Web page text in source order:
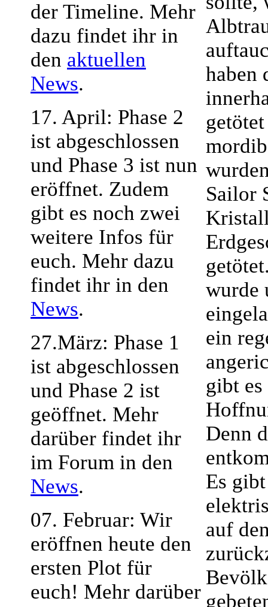
der Timeline. Mehr
dazu findet ihr in
den aktuellen
News.
17. April: Phase 2
ist abgeschlossen
und Phase 3 ist nun
eröffnet. Zudem
gibt es noch zwei
weitere Infos für
euch. Mehr dazu
findet ihr in den
News.
27.März: Phase 1
ist abgeschlossen
und Phase 2 ist
geöffnet. Mehr
darüber findet ihr
im Forum in den
News.
07. Februar: Wir
eröffnen heute den
ersten Plot für
euch! Mehr darüber
haben
Sailor
wurde
ein
gibt
Denn
Es
auf